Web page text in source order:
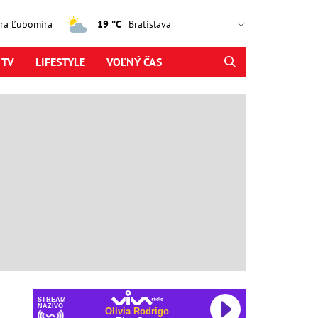
Ľubomíra 19 °C
LIFESTYLE VOĽNÝ ČAS
STREAM
NAŽIVO
Olivia Rodrigo